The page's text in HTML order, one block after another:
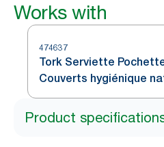
Works with
474637
Tork Serviette
Couverts hygiénique
Product